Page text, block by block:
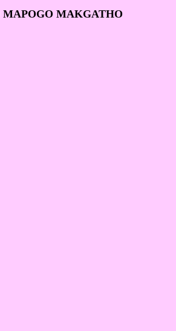
MAPOGO MAKGATHO